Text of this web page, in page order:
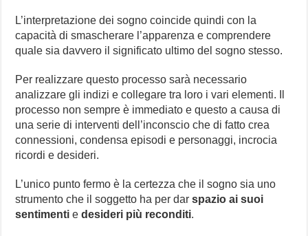
L’interpretazione dei sogno coincide quindi con la
capacità di smascherare l’apparenza e comprendere
quale sia davvero il significato ultimo del sogno stesso.
Per realizzare questo processo sarà necessario
analizzare gli indizi e collegare tra loro i vari elementi. Il
processo non sempre è immediato e questo a causa di
una serie di interventi dell’inconscio che di fatto crea
connessioni, condensa episodi e personaggi, incrocia
ricordi e desideri.
L’unico punto fermo è la certezza che il sogno sia uno
strumento che il soggetto ha per darspazio ai suoi
sentimentie desideri più reconditi.